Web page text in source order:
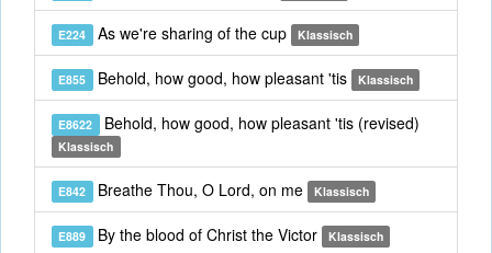
E224 As we're sharing of the cup Klassisch
E855 Behold, how good, how pleasant 'tis Klassisch
E8622 Behold, how good, how pleasant 'tis (revised)
Klassisch
E842 Breathe Thou, O Lord, on me Klassisch
E889 By the blood of Christ the Victor Klassisch